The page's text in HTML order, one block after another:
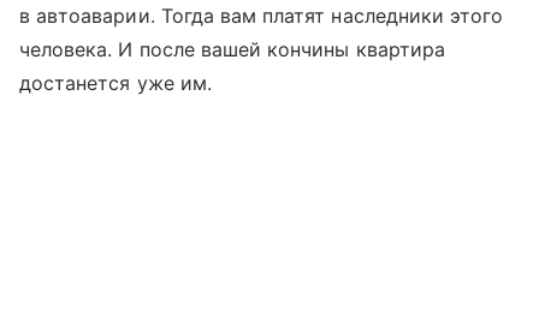
в автоаварии. Тогда вам платят наследники этого
человека. И после вашей кончины квартира
достанется уже им.